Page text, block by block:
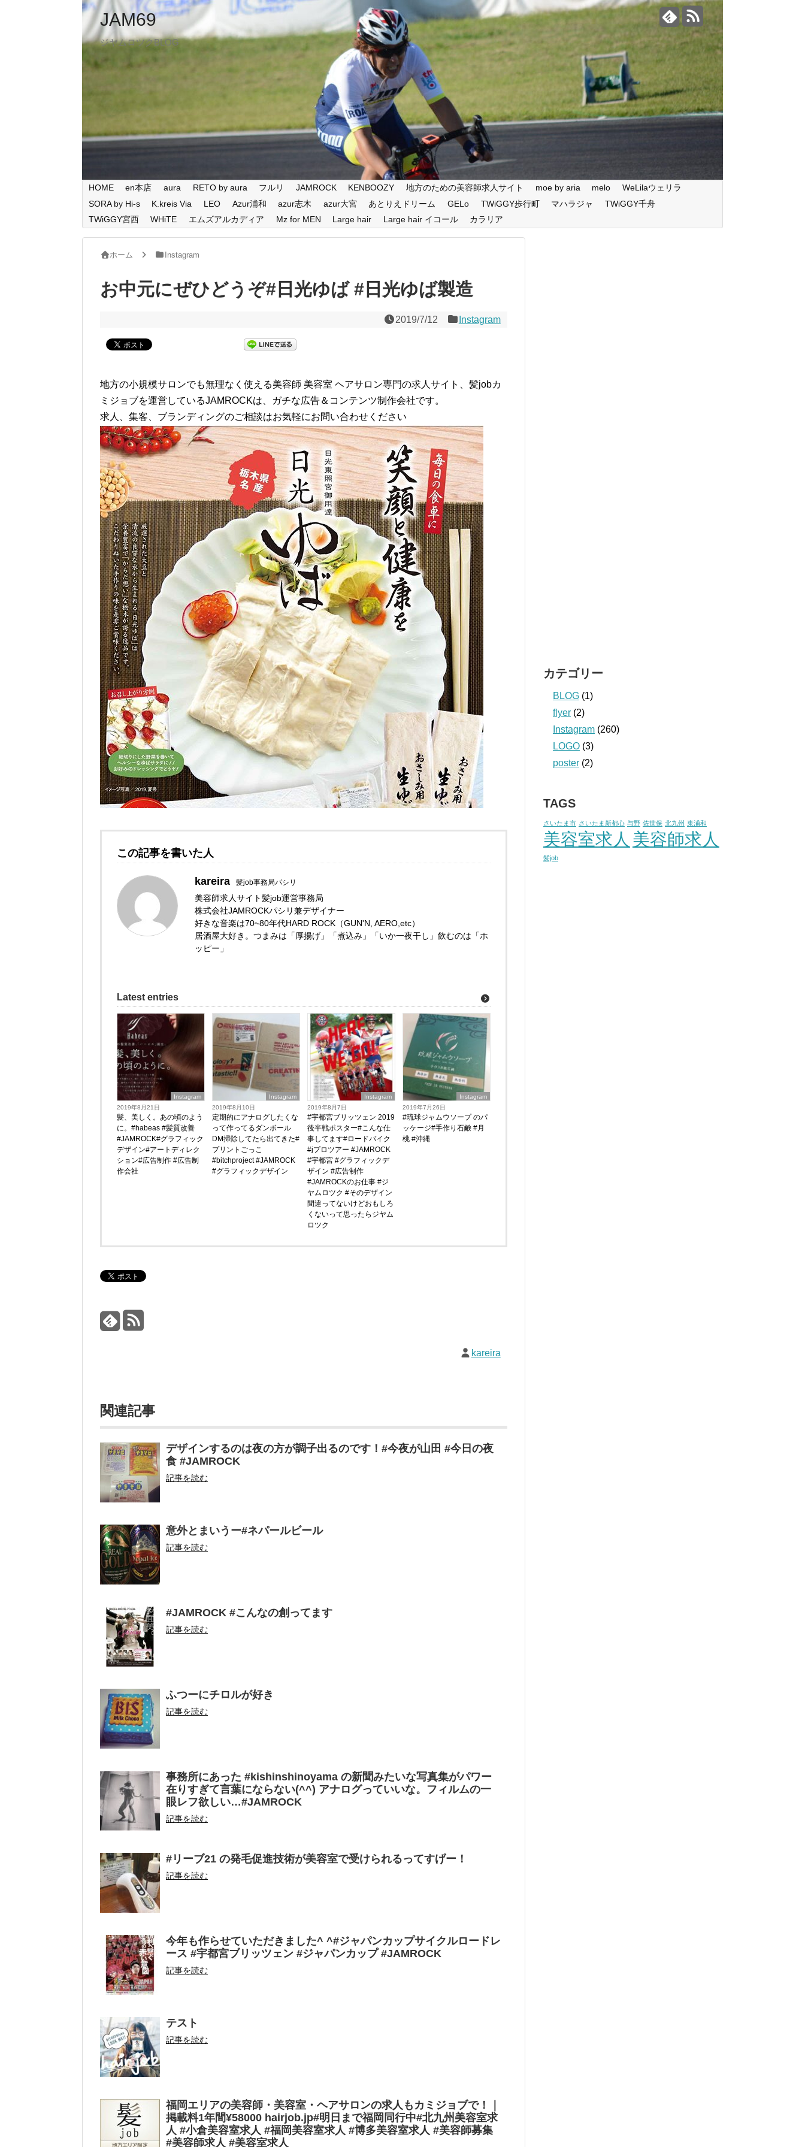
JAM69
ジヤムロツクBLOG
HOME en本店 aura RETO by aura フルリ JAMROCK KENBOOZY 地方のための美容師求人サイト moe by aria melo
WeLilaウェリラ
SORA by Hi-s
K.kreis Via LEO Azur浦和 azur志木 azur大宮 あとりえドリーム GELo TWiGGY歩行町 マハラジャ
TWiGGY千舟
TWiGGY宮西
WHiTE エムズアルカディア Mz for MEN Large hair Large hair イコール カラリア
ホーム Instagram
お中元にぜひどうぞ#日光ゆば #日光ゆば製造
2019/7/12 Instagram
地方の小規模サロンでも無理なく使える美容師 美容室 ヘアサロン専門の求人サイト、髪jobカ
ミジョブを運営しているJAMROCKは、ガチな広告＆コンテンツ制作会社です。
求人、集客、ブランディングのご相談はお気軽にお問い合わせください
この記事を書いた人
kareira 髪job事務局パシリ
美容師求人サイト髪job運営事務局
株式会社JAMROCKパシリ兼デザイナー
好きな音楽は70~80年代HARD ROCK（GUN'N, AERO,etc）
居酒屋大好き。つまみは「厚揚げ」「煮込み」「いか一夜干し」飲むのは「ホ
ッピー」
Latest entries
Instagram
2019年8月21日
髪、美しく。あの頃のよう
に。#habeas #髪質改善
#JAMROCK#グラフィック
デザイン#アートディレク
ション#広告制作 #広告制
作会社
Instagram
2019年8月10日
定期的にアナログしたくな
って作ってるダンボール
DM掃除してたら出てきた#
プリントごっこ
#bitchproject #JAMROCK
#グラフィックデザイン
Instagram
2019年8月7日
#宇都宮ブリッツェン 2019
後半戦ポスター#こんな仕
事してます#ロードバイク
#jプロツアー #JAMROCK
#宇都宮 #グラフィックデ
ザイン #広告制作
#JAMROCKのお仕事 #ジ
ヤムロツク #そのデザイン
間違ってないけどおもしろ
くないって思ったらジヤム
ロツク
Instagram
2019年7月26日
#琉球ジャムウソープ のパ
ッケージ#手作り石鹸 #月
桃 #沖縄
kareira
関連記事
デザインするのは夜の方が調子出るのです！#今夜が山田 #今日の夜
食 #JAMROCK
記事を読む
意外とまいうー#ネパールビール
記事を読む
#JAMROCK #こんなの創ってます
記事を読む
ふつーにチロルが好き
記事を読む
事務所にあった #kishinshinoyama の新聞みたいな写真集がパワー
在りすぎて言葉にならない(^^) アナログっていいな。フィルムの一
眼レフ欲しい…#JAMROCK
記事を読む
#リーブ21 の発毛促進技術が美容室で受けられるってすげー！
記事を読む
今年も作らせていただきました^ ^#ジャパンカップサイクルロードレ
ース #宇都宮ブリッツェン #ジャパンカップ #JAMROCK
記事を読む
テスト
記事を読む
福岡エリアの美容師・美容室・ヘアサロンの求人もカミジョブで！｜
掲載料1年間¥58000 hairjob.jp#明日まで福岡同行中#北九州美容室求
人 #小倉美容室求人 #福岡美容室求人 #博多美容室求人 #美容師募集
#美容師求人 #美容室求人
カテゴリー
BLOG (1)
flyer (2)
Instagram (260)
LOGO (3)
poster (2)
TAGS
さいたま市 さいたま新都心 与野 佐世保 北九州 東浦和
美容室求人 美容師求人
髪job